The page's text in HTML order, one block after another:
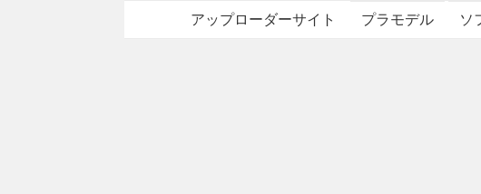
アップローダーサイト プラモデル ソ